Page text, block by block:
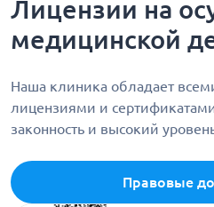
Лицензии на
медицинской
Наша клиника обладает
лицензиями и
законность и высокий
Правовые